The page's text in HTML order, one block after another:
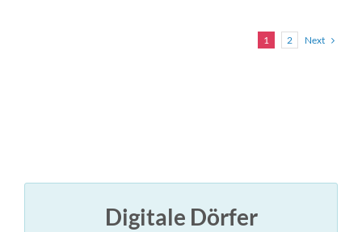
1 2 Next
Digitale Dörfer